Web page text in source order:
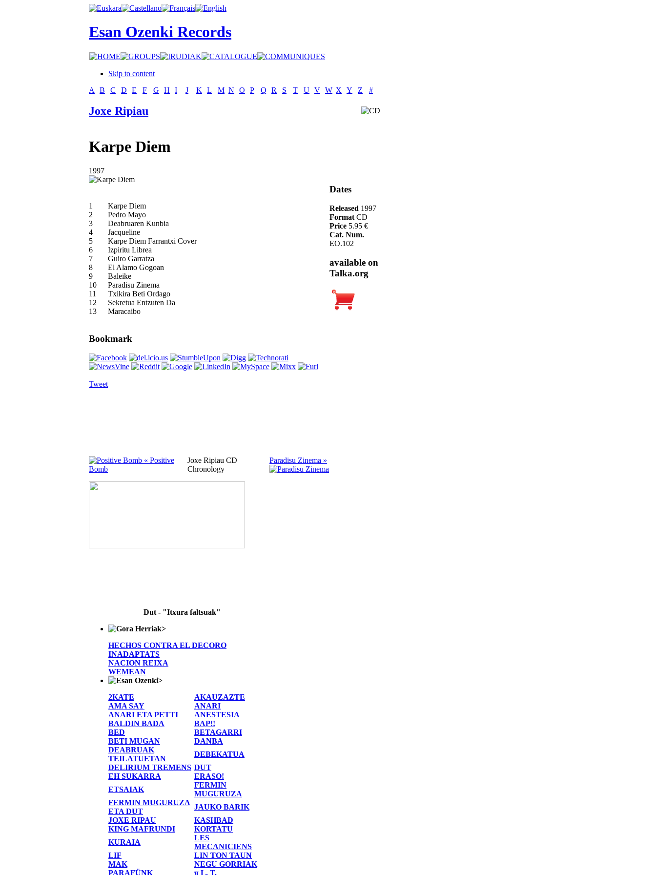
Esan Ozenki Records
Skip to content
A
B C D E F G H I J K L M N O P Q R S T U V W X Y Z #
Joxe Ripiau
Karpe Diem
1997
1
Karpe Diem
2
Pedro Mayo
3
Deabruaren Kunbia
4
Jacqueline
5
Karpe Diem Farrantxi Cover
6
Izpiritu Librea
7
Guiro Garratza
8
El Alamo Gogoan
9
Baleike
10
Paradisu Zinema
11
Txikira Beti Ordago
12
Sekretua Entzuten Da
13
Maracaibo
Bookmark
Tweet
Dates
Released 1997
Format CD
Price 5.95 €
Cat. Num.
EO.102
available on
Talka.org
« Positive
Bomb
Joxe Ripiau CD
Chronology
Paradisu Zinema »
Dut - "Itxura faltsuak"
>
HECHOS CONTRA EL DECORO
INADAPTATS
NACION REIXA
WEMEAN
>
2KATE
AKAUZAZTE
AMA SAY
ANARI
ANARI ETA PETTI
ANESTESIA
BALDIN BADA
BAP!!
BED
BETAGARRI
BETI MUGAN
DANBA
DEABRUAK
TEILATUETAN
DEBEKATUA
DELIRIUM TREMENS DUT
EH SUKARRA
ERASO!
ETSAIAK
FERMIN
MUGURUZA
FERMIN MUGURUZA
ETA DUT
JAUKO BARIK
JOXE RIPAU
KASHBAD
KING MAFRUNDI
KORTATU
KURAIA
LES
MECANICIENS
LIF
LIN TON TAUN
MAK
NEGU GORRIAK
PARAFÜNK
π L. T.